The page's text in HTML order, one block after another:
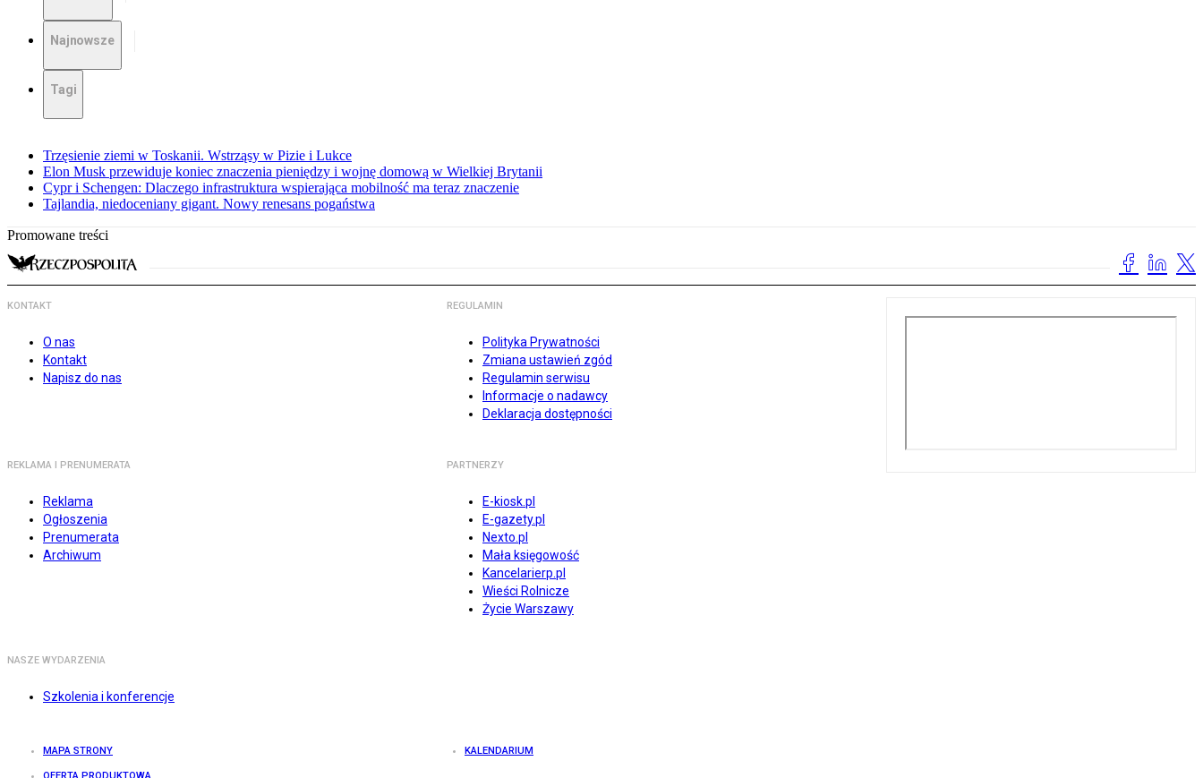
Najnowsze
Tagi
Trzęsienie ziemi w Toskanii. Wstrząsy w Pizie i Lukce
Elon Musk przewiduje koniec znaczenia pieniędzy i wojnę domową w Wielkiej Brytanii
Cypr i Schengen: Dlaczego infrastruktura wspierająca mobilność ma teraz znaczenie
Tajlandia, niedoceniany gigant. Nowy renesans pogaństwa
Promowane treści
KONTAKT
O nas
Kontakt
Napisz do nas
REGULAMIN
Polityka Prywatności
Zmiana ustawień zgód
Regulamin serwisu
Informacje o nadawcy
Deklaracja dostępności
REKLAMA I PRENUMERATA
Reklama
Ogłoszenia
Prenumerata
Archiwum
PARTNERZY
E-kiosk.pl
E-gazety.pl
Nexto.pl
Mała księgowość
Kancelarierp.pl
Wieści Rolnicze
Życie Warszawy
NASZE WYDARZENIA
Szkolenia i konferencje
MAPA STRONY KALENDARIUM